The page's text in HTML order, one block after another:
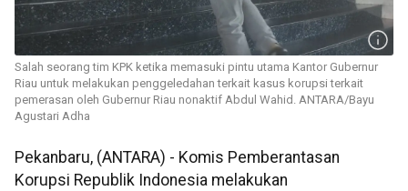
Salah seorang tim KPK ketika memasuki pintu utama Kantor Gubernur
Riau untuk melakukan penggeledahan terkait kasus korupsi terkait
pemerasan oleh Gubernur Riau nonaktif Abdul Wahid. ANTARA/Bayu
Agustari Adha
Pekanbaru, (ANTARA) - Komis Pemberantasan
Korupsi Republik Indonesia melakukan